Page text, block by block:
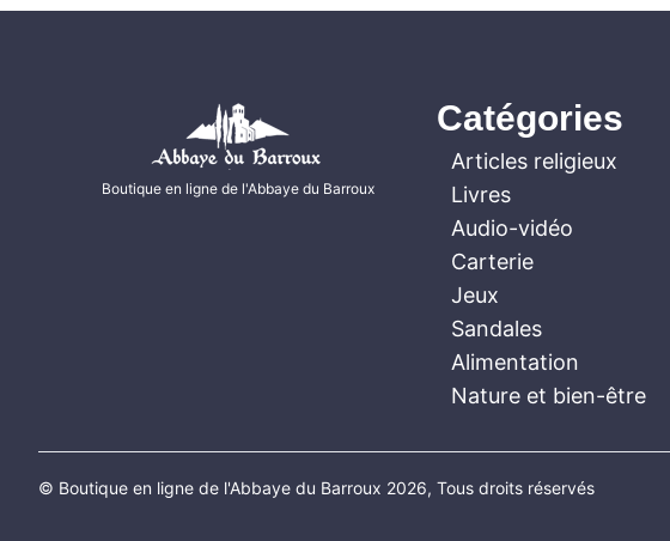
Boutique en ligne de l'Abbaye du Barroux
Catégories
Articles religieux
Livres
Audio-vidéo
Carterie
Jeux
Sandales
Alimentation
Nature et bien-être
© Boutique en ligne de l'Abbaye du Barroux 2026, Tous droits réservés